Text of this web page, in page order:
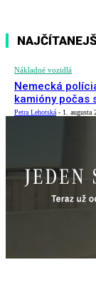
Nákladné vozidlá
Nemecká
kamióny počas
Petra Lehotská - 1. augusta